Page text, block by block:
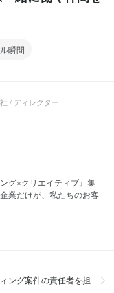
瞬間
/ ディレクター
グ×クリエイティブ』集
業だけが、私たちのお客
ング案件の責任者を担